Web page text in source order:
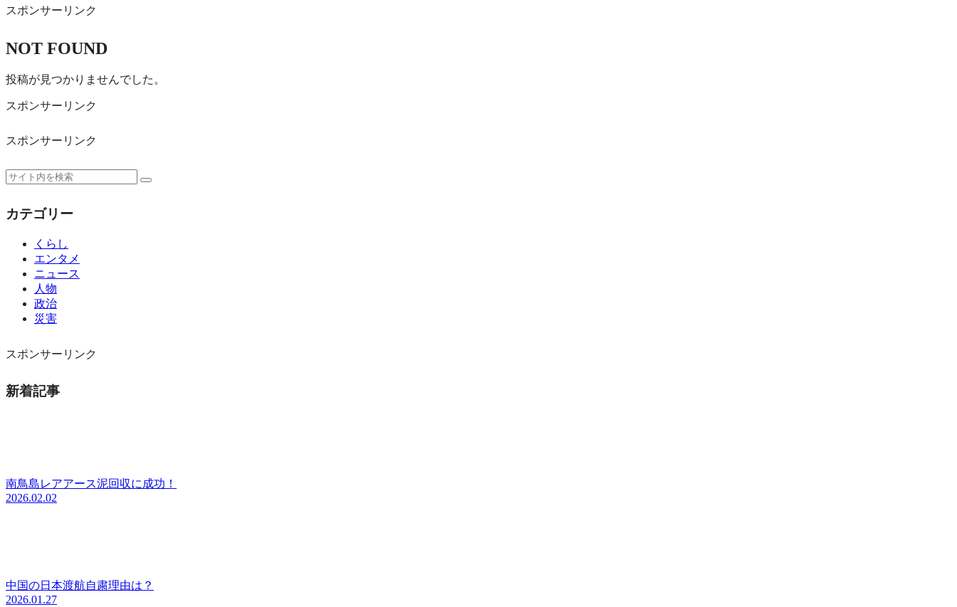
スポンサーリンク
NOT FOUND
投稿が見つかりませんでした。
スポンサーリンク
スポンサーリンク
カテゴリー
くらし
エンタメ
ニュース
人物
政治
災害
スポンサーリンク
新着記事
南鳥島レアアース泥回収に成功！
2026.02.02
中国の日本渡航自粛理由は？
2026.01.27